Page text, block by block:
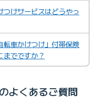
けサービスはどうやっ
転車かけつけ」付帯保険
でですか？
よくあるご質問